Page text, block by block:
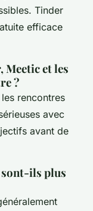
Tinder
efficace
et les
?
rencontres
avec
avant de
sont-ils plus